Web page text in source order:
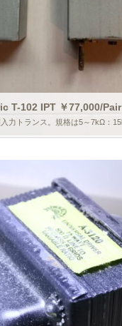
T-102 IPT ￥77,000/Pair